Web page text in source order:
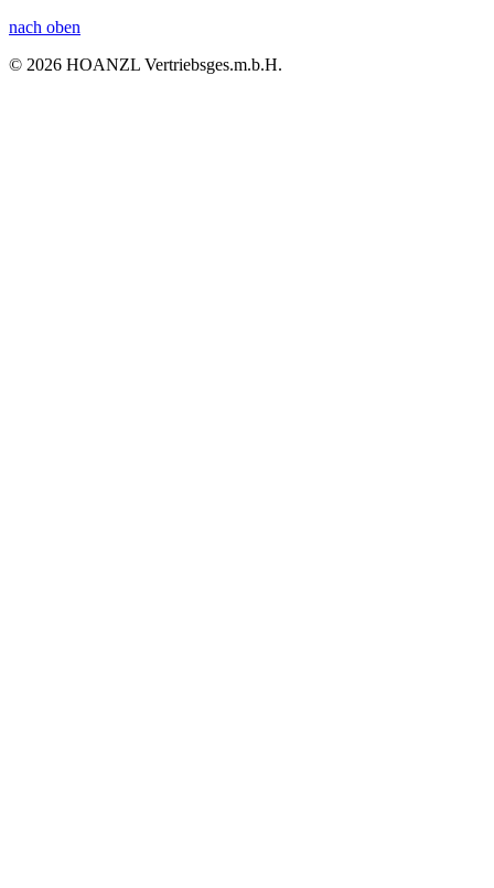
nach oben
© 2026 HOANZL Vertriebsges.m.b.H.